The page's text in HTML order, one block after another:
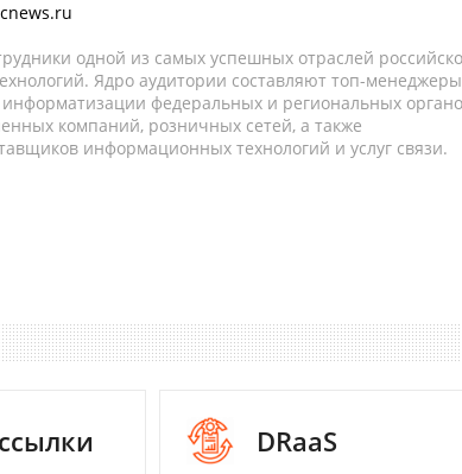
одной из самых успешных отраслей
Ядро аудитории составляют топ-
федеральных и региональных
компаний, розничных сетей, а также
информационных технологий и услуг связи.
DRaaS